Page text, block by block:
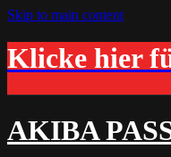
Skip to main content
Klicke hier
AKIBA